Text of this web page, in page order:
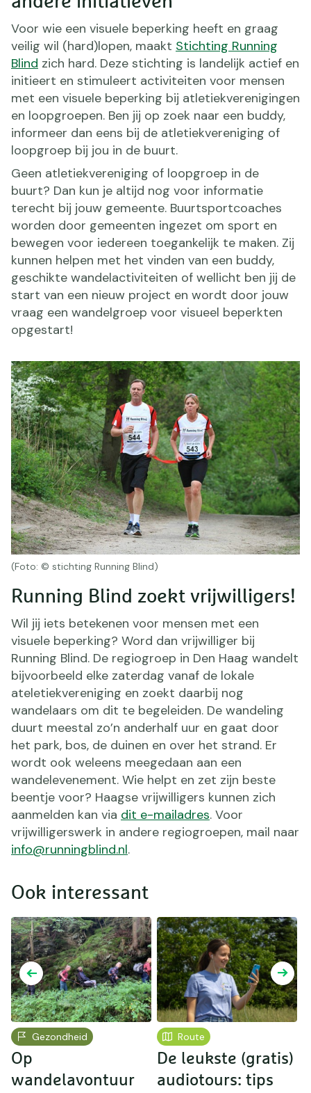
Voor wie een visuele beperking heeft en graag
veilig wil (hard)lopen, maakt Stichting Running
Blind zich hard. Deze stichting is landelijk actief en
initieert en stimuleert activiteiten voor mensen
met een visuele beperking bij atletiekverenigingen
en loopgroepen. Ben jij op zoek naar een buddy,
informeer dan eens bij de atletiekvereniging of
loopgroep bij jou in de buurt.
Geen atletiekvereniging of loopgroep in de
buurt? Dan kun je altijd nog voor informatie
terecht bij jouw gemeente. Buurtsportcoaches
worden door gemeenten ingezet om sport en
bewegen voor iedereen toegankelijk te maken. Zij
kunnen helpen met het vinden van een buddy,
geschikte wandelactiviteiten of wellicht ben jij de
start van een nieuw project en wordt door jouw
vraag een wandelgroep voor visueel beperkten
opgestart!
(Foto: © stichting Running Blind)
Running Blind zoekt vrijwilligers!
Wil jij iets betekenen voor mensen met een
visuele beperking? Word dan vrijwilliger bij
Running Blind. De regiogroep in Den Haag wandelt
bijvoorbeeld elke zaterdag vanaf de lokale
ateletiekvereniging en zoekt daarbij nog
wandelaars om dit te begeleiden. De wandeling
duurt meestal zo’n anderhalf uur en gaat door
het park, bos, de duinen en over het strand. Er
wordt ook weleens meegedaan aan een
wandelevenement. Wie helpt en zet zijn beste
beentje voor? Haagse vrijwilligers kunnen zich
aanmelden kan via dit e-mailadres. Voor
vrijwilligerswerk in andere regiogroepen, mail naar
info@runningblind.nl.
Ook interessant
Gezondheid
Op
wandelavontuur
Route
De leukste (gratis)
audiotours: tips